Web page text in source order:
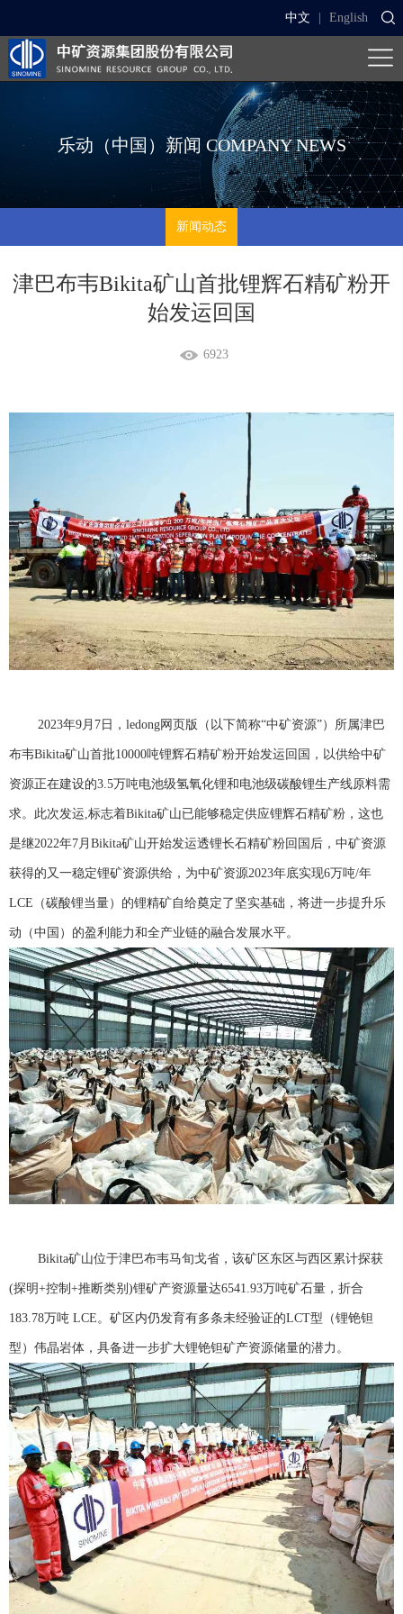
中文 English
乐动（中国）新闻 COMPANY NEWS
新闻动态
津巴布韦Bikita矿山首批锂辉石精矿粉开
始发运回国
6923
2023年9月7日，ledong网页版（以下简称“中矿资源”）所属津巴
布韦Bikita矿山首批10000吨锂辉石精矿粉开始发运回国，以供给中矿
资源正在建设的3.5万吨电池级氢氧化锂和电池级碳酸锂生产线原料需
求。此次发运,标志着Bikita矿山已能够稳定供应锂辉石精矿粉，这也
是继2022年7月Bikita矿山开始发运透锂长石精矿粉回国后，中矿资源
获得的又一稳定锂矿资源供给，为中矿资源2023年底实现6万吨/年
LCE（碳酸锂当量）的锂精矿自给奠定了坚实基础，将进一步提升乐
动（中国）的盈利能力和全产业链的融合发展水平。
Bikita矿山位于津巴布韦马旬戈省，该矿区东区与西区累计探获
(探明+控制+推断类别)锂矿产资源量达6541.93万吨矿石量，折合
183.78万吨 LCE。矿区内仍发育有多条未经验证的LCT型（锂铯钽
型）伟晶岩体，具备进一步扩大锂铯钽矿产资源储量的潜力。